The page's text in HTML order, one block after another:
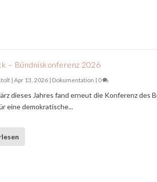
– Bündniskonferenz 2026
| Apr 13, 2026| Dokumentation | 0
dieses Jahres fand erneut die Konferenz des
eine demokratische...